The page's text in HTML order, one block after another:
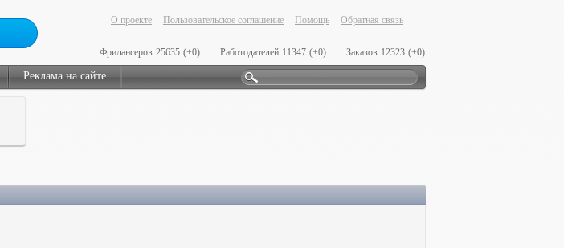
О проекте Пользовательское соглашение Помощь Обратная связь
Фрилансеров:25635 (+0) Работодателей:11347 (+0) Заказов:12323 (+0)
Реклама на сайте